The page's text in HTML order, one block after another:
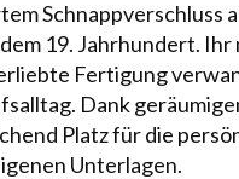
Schnappverschluss
19. Jahrhundert. Ihr
Fertigung
Dank
Platz für die
Unterlagen.